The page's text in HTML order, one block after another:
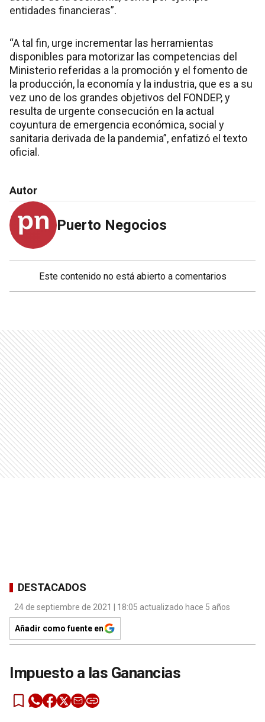
entidades financieras”.
“A tal fin, urge incrementar las herramientas
disponibles para motorizar las competencias del
Ministerio referidas a la promoción y el fomento de
la producción, la economía y la industria, que es a su
vez uno de los grandes objetivos del FONDEP, y
resulta de urgente consecución en la actual
coyuntura de emergencia económica, social y
sanitaria derivada de la pandemia”, enfatizó el texto
oficial.
Autor
Puerto Negocios
Este contenido no está abierto a comentarios
DESTACADOS
24 de septiembre de 2021 | 18:05 actualizado hace 5 años
Añadir como fuente en
Impuesto a las Ganancias